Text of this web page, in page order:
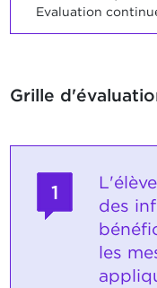
Evaluation
Grille
1
des
les